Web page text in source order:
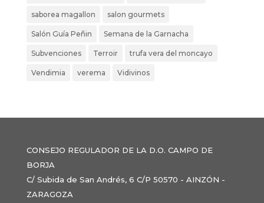
saborea magallon salon gourmets
Salón Guía Peñin Semana de la Garnacha
Subvenciones Terroir trufa vera del moncayo
Vendimia verema Vidivinos
CONSEJO REGULADOR DE LA D.O. CAMPO DE
BORJA
C/ Subida de San Andrés, 6 C/P 50570 - AINZÓN -
ZARAGOZA